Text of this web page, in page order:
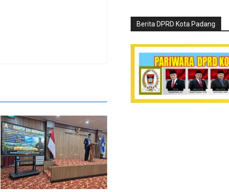
Berita DPRD Kota Padang